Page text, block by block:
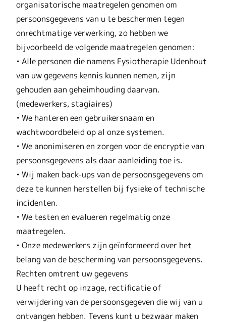
organisatorische maatregelen genomen om
persoonsgegevens van u te beschermen tegen
onrechtmatige verwerking, zo hebben we
bijvoorbeeld de volgende maatregelen genomen:
• Alle personen die namens Fysiotherapie Udenhout
van uw gegevens kennis kunnen nemen, zijn
gehouden aan geheimhouding daarvan.
(medewerkers, stagiaires)
• We hanteren een gebruikersnaam en
wachtwoordbeleid op al onze systemen.
• We anonimiseren en zorgen voor de encryptie van
persoonsgegevens als daar aanleiding toe is.
• Wij maken back-ups van de persoonsgegevens om
deze te kunnen herstellen bij fysieke of technische
incidenten.
• We testen en evalueren regelmatig onze
maatregelen.
• Onze medewerkers zijn geïnformeerd over het
belang van de bescherming van persoonsgegevens.
Rechten omtrent uw gegevens
U heeft recht op inzage, rectificatie of
verwijdering van de persoonsgegeven die wij van u
ontvangen hebben. Tevens kunt u bezwaar maken